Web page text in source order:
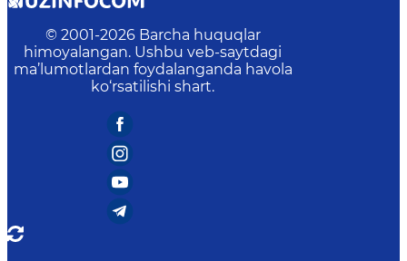
© 2001-2026 Barcha huquqlar
himoyalangan. Ushbu veb-saytdagi
ma’lumotlardan foydalanganda havola
ko‘rsatilishi shart.